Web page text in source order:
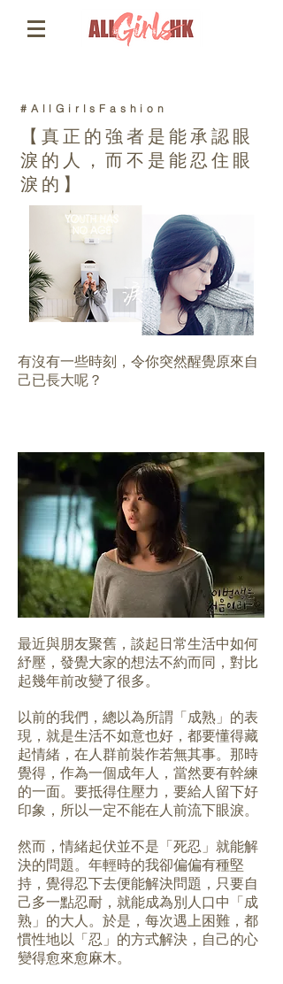
#AllGirlsFashion
【真正的強者是能承認眼
淚的人，而不是能忍住眼
淚的】
有沒有一些時刻，令你突然醒覺原來自
己已長大呢？
最近與朋友聚舊，談起日常生活中如何
紓壓，發覺大家的想法不約而同，對比
起幾年前改變了很多。
以前的我們，總以為所謂「成熟」的表
現，就是生活不如意也好，都要懂得藏
起情緒，在人群前裝作若無其事。那時
覺得，作為一個成年人，當然要有幹練
的一面。要抵得住壓力，要給人留下好
印象，所以一定不能在人前流下眼淚。
然而，情緒起伏並不是「死忍」就能解
決的問題。年輕時的我卻偏偏有種堅
持，覺得忍下去便能解決問題，只要自
己多一點忍耐，就能成為別人口中「成
熟」的大人。於是，每次遇上困難，都
慣性地以「忍」的方式解決，自己的心
變得愈來愈麻木。